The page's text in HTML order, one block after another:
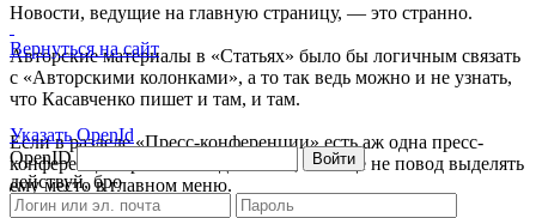
Вернуться на сайт
Указать OpenId
OpenID
Войти
действуй, бро
Новости, ведущие на главную страницу, — это странно.
Авторские материалы в «Статьях» было бы логичным связать
с «Авторскими колонками», а то так ведь можно и не узнать,
что Касавченко пишет и там, и там.
Если в разделе «Пресс-конференции» есть аж одна пресс-
конференция трёхлетней давности, это ещё не повод выделять
ему место в главном меню.